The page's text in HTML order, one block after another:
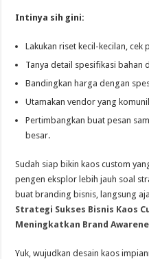
Intinya sih gini:
Lakukan riset kecil-kecilan,
Tanya detail spesifikasi bahan
Bandingkan harga dengan
Utamakan vendor yang
Pertimbangkan buat pesan
besar.
Sudah siap bikin kaos custom
pengen eksplor lebih jauh soal
buat branding bisnis, langsung
Strategi Sukses Bisnis Kaos
Meningkatkan Brand
Yuk, wujudkan desain kaos